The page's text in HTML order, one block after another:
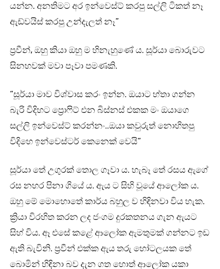
යන්න. අනතිමට අර ඉන්වෙස්ට් කරපු සල්ලි ටිකත් නෑ
ඇඩ්වයිස් කරපු උන්දැලත් නෑ”
ප්‍රවීන්, ඔහු කියා ඔහු ම හිනැහුණේ ය. සූර්යා බොරුවට
සිනහවක් මවා පෑවා පමණකි.
“සූර්යා මාව විශ්වාස කරං ඉන්න. ඔයාට හ්තා ගන්න
බැරි විදිහට ප්‍රොෆිට් එන බිස්නස් එකක මං ඔයාගෙ
සල්ලි ඉන්වෙස්ට් කරන්නං..ඔයා කවුරුත් නොහිතපු
විදිහෙ ඉන්වෙස්ටර් කෙනෙක් වෙයි”
සූර්යා තේ උගුරක් තොල ගෑවා ය. හැබෑ තේ රසය ඇගේ
රස නහර පිනා ගියේ ය. ඇය ට සිහි වූයේ ආලෝක ය.
ඔහු මේ මොහොතේ කාර්ය බහුල ව හිඳිනවා විය හැක.
ක්‍රියා විරහිත කරන ලද ජංගම දුරකතනය ගැන ඇයට
සිහ් විය. ඈ එසේ කළේ ආලෝක ඇමතුමක් ගන්නට ඉඩ
ඇති බැවිනි. ප්‍රවීන් එක්ක ඇය තරු හෝටලයක තේ
බොමින් හිඳිනා බව දැන ගත හොත් ආලෝක යකා